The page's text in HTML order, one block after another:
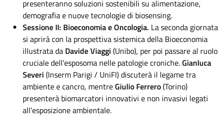
presenteranno soluzioni sostenibili su alimentazione,
demografia e nuove tecnologie di biosensing.
Sessione II: Bioeconomia e Oncologia. La seconda giornata
si aprirà con la prospettiva sistemica della Bioeconomia
illustrata da Davide Viaggi (Unibo), per poi passare al ruolo
cruciale dell'esposoma nelle patologie croniche.Gianluca
Severi (Inserm Parigi / UniFI) discuterà il legame tra
ambiente e cancro, mentreGiulio Ferrero(Torino)
presenterà biomarcatori innovativi e non invasivi legati
all'esposizione ambientale.